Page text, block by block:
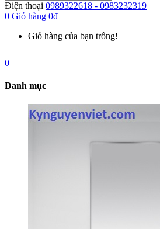
Điện thoại 0989322618 - 0983232319
0 Giỏ hàng 0đ
Giỏ hàng của bạn trống!
0
Danh mục